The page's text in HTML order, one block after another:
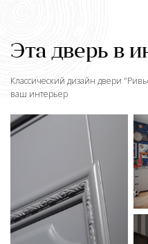
Эта дверь в
Классический дизайн двери "
ваш интерьер